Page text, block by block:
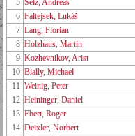
5 Selz, Andreas
6 Faltejsek, Lukáš
7 Lang, Florian
8 Holzhaus, Martin
9 Kozhevnikov, Arist
10 Bially, Michael
11 Weinig, Peter
12 Heininger, Daniel
13 Ebert, Roger
14 Deixler, Norbert